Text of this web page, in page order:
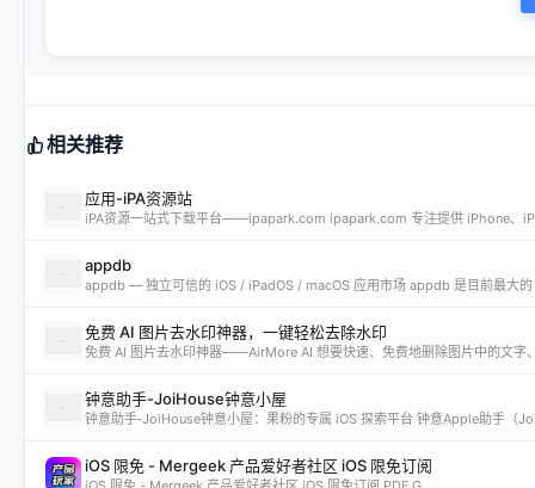
相关推荐
应用-iPA资源站
appdb
免费 AI 图片去水印神器，一键轻松去除水印
钟意助手-JoiHouse钟意小屋
iOS 限免 - Mergeek 产品爱好者社区 iOS 限免订阅